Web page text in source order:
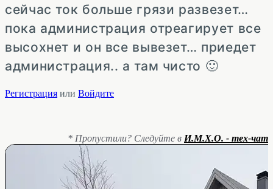
сейчас ток больше грязи развезет…
пока администрация отреагирует все
высохнет и он все вывезет… приедет
администрация.. а там чисто 🙂
Регистрация или Войдите
* Пропустили? Следуйте в И.М.Х.О. - тех-чат